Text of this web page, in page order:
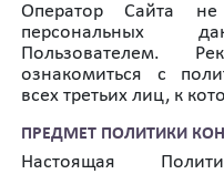
Оператор Сайта не
персональных
Пользователем.
ознакомиться с
всех третьих лиц, к
ПРЕДМЕТ ПОЛИТИКИ
Настоящая